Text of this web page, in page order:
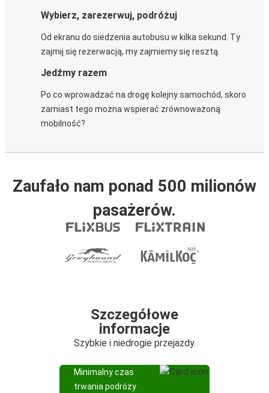
Wybierz, zarezerwuj, podróżuj
Od ekranu do siedzenia autobusu w kilka sekund. Ty
zajmij się rezerwacją, my zajmiemy się resztą.
Jedźmy razem
Po co wprowadzać na drogę kolejny samochód, skoro
zamiast tego można wspierać zrównoważoną
mobilność?
Zaufało nam ponad 500 milionów
pasażerów.
Szczegółowe
informacje
Szybkie i niedrogie przejazdy.
Minimalny czas
trwania podróży